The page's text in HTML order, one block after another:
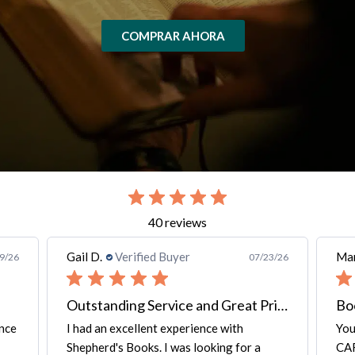
COMPRAR AHORA
slide 2 out of 7. Review by Gail D. on 07/23/26 for product Thai-
40 reviews
26 Gail D. Verified Buyer 07/23/26
Outstanding Service and Great Price
I had an excellent experience with
Shepherd's Books. I was looking for a